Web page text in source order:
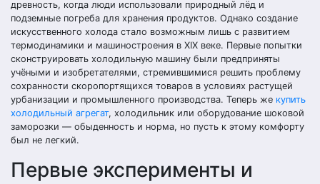
древность, когда люди использовали природный лёд и
подземные погреба для хранения продуктов. Однако создание
искусственного холода стало возможным лишь с развитием
термодинамики и машиностроения в XIX веке. Первые попытки
сконструировать холодильную машину были предприняты
учёными и изобретателями, стремившимися решить проблему
сохранности скоропортящихся товаров в условиях растущей
урбанизации и промышленного производства. Теперь же купить
холодильный агрегат, холодильник или оборудование шоковой
заморозки — обыденность и норма, но пусть к этому комфорту
был не легкий.
Первые эксперименты и